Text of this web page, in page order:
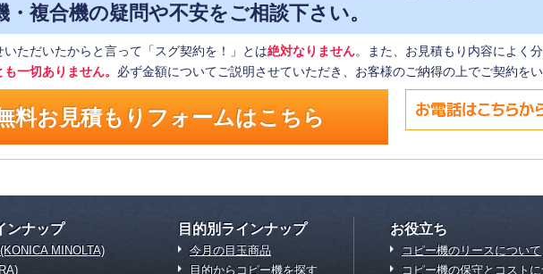
・複合機の疑問や不安をご相談下さい。
いただいたからと言って「スグ契約を！」とは絶対なりません。また、お見積もり内容によく
一切ありません。 必ず金額についてご説明させていただき、お客様のご納得の上でご契約を
料お見積もりフォームはこちら
ンナップ
MINOLTA)
目的別ラインナップ
今月の目玉商品
目的からコピー機を探す
お役立ち
コピー機のリースについて
コピー機の保守とコスト